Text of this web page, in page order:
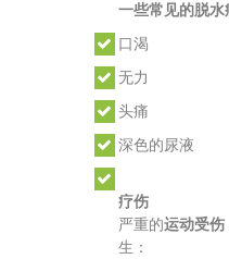
一些常见的脱水
口渴
无力
头痛
深色的尿液
疗伤
严重的运动受伤
生：